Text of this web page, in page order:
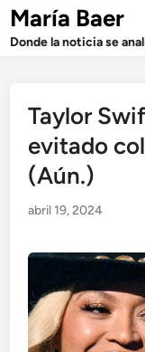
Saltar
contenido
María Baer
Donde la noticia se
Taylor
evitado
(Aún.)
abril 19, 2024